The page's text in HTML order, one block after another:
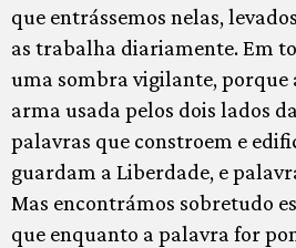
que entrássemos nelas,
as trabalha diariamente. Em
uma sombra vigilante, porque
arma usada pelos dois lados
palavras que constroem e
guardam a Liberdade, e
Mas encontrámos sobretudo
que enquanto a palavra for